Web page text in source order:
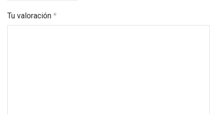
Tu valoración *